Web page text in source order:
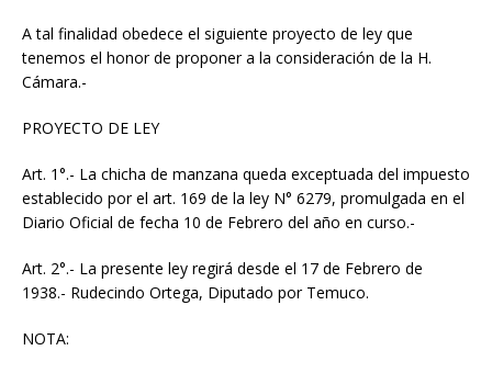
A tal finalidad obedece el siguiente proyecto de ley que
tenemos el honor de proponer a la consideración de la H.
Cámara.-
PROYECTO DE LEY
Art. 1°.- La chicha de manzana queda exceptuada del impuesto
establecido por el art. 169 de la ley N° 6279, promulgada en el
Diario Oficial de fecha 10 de Febrero del año en curso.-
Art. 2°.- La presente ley regirá desde el 17 de Febrero de
1938.- Rudecindo Ortega, Diputado por Temuco.
NOTA: